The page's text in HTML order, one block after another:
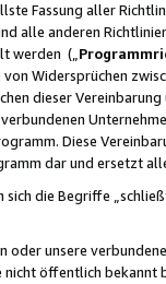
Fassung aller
alle anderen
werden („
Widersprüchen
dieser
Diese
dar und ersetzt
die Begriffe
unsere
öffentlich